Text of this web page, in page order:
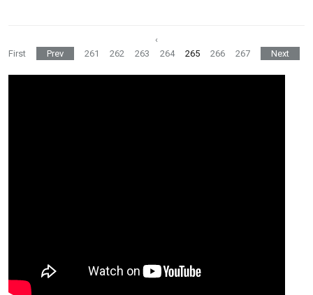
‹
First
Prev 261 262 263 264 265 266 267 Next